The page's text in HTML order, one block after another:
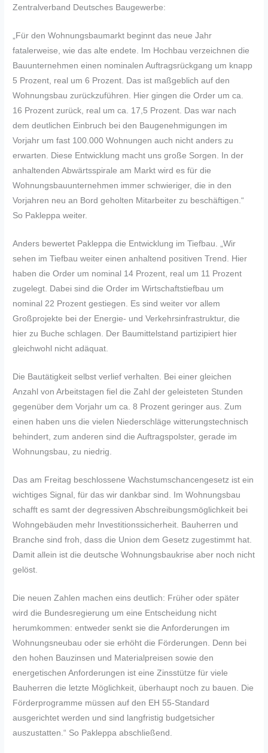
Zentralverband Deutsches Baugewerbe:
„Für den Wohnungsbaumarkt beginnt das neue Jahr
fatalerweise, wie das alte endete. Im Hochbau verzeichnen die
Bauunternehmen einen nominalen Auftragsrückgang um knapp
5 Prozent, real um 6 Prozent. Das ist maßgeblich auf den
Wohnungsbau zurückzuführen. Hier gingen die Order um ca.
16 Prozent zurück, real um ca. 17,5 Prozent. Das war nach
dem deutlichen Einbruch bei den Baugenehmigungen im
Vorjahr um fast 100.000 Wohnungen auch nicht anders zu
erwarten. Diese Entwicklung macht uns große Sorgen. In der
anhaltenden Abwärtsspirale am Markt wird es für die
Wohnungsbauunternehmen immer schwieriger, die in den
Vorjahren neu an Bord geholten Mitarbeiter zu beschäftigen.“
So Pakleppa weiter.
Anders bewertet Pakleppa die Entwicklung im Tiefbau. „Wir
sehen im Tiefbau weiter einen anhaltend positiven Trend. Hier
haben die Order um nominal 14 Prozent, real um 11 Prozent
zugelegt. Dabei sind die Order im Wirtschaftstiefbau um
nominal 22 Prozent gestiegen. Es sind weiter vor allem
Großprojekte bei der Energie- und Verkehrsinfrastruktur, die
hier zu Buche schlagen. Der Baumittelstand partizipiert hier
gleichwohl nicht adäquat.
Die Bautätigkeit selbst verlief verhalten. Bei einer gleichen
Anzahl von Arbeitstagen fiel die Zahl der geleisteten Stunden
gegenüber dem Vorjahr um ca. 8 Prozent geringer aus. Zum
einen haben uns die vielen Niederschläge witterungstechnisch
behindert, zum anderen sind die Auftragspolster, gerade im
Wohnungsbau, zu niedrig.
Das am Freitag beschlossene Wachstumschancengesetz ist ein
wichtiges Signal, für das wir dankbar sind. Im Wohnungsbau
schafft es samt der degressiven Abschreibungsmöglichkeit bei
Wohngebäuden mehr Investitionssicherheit. Bauherren und
Branche sind froh, dass die Union dem Gesetz zugestimmt hat.
Damit allein ist die deutsche Wohnungsbaukrise aber noch nicht
gelöst.
Die neuen Zahlen machen eins deutlich: Früher oder später
wird die Bundesregierung um eine Entscheidung nicht
herumkommen: entweder senkt sie die Anforderungen im
Wohnungsneubau oder sie erhöht die Förderungen. Denn bei
den hohen Bauzinsen und Materialpreisen sowie den
energetischen Anforderungen ist eine Zinsstütze für viele
Bauherren die letzte Möglichkeit, überhaupt noch zu bauen. Die
Förderprogramme müssen auf den EH 55-Standard
ausgerichtet werden und sind langfristig budgetsicher
auszustatten.“ So Pakleppa abschließend.